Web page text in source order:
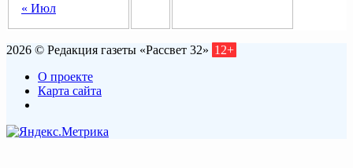
« Июл
2026 © Редакция газеты «Рассвет 32» 12+
О проекте
Карта сайта